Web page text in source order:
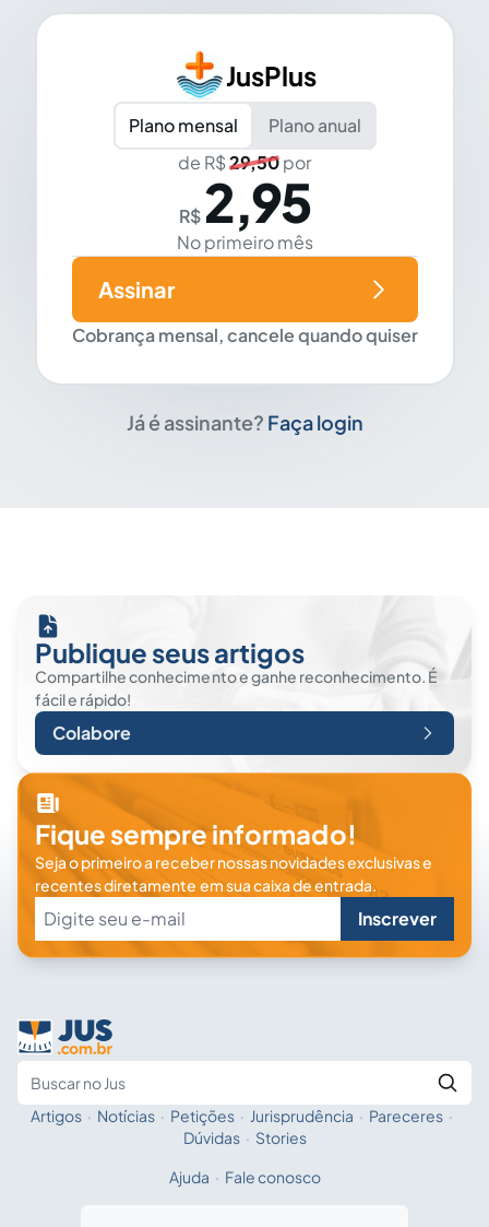
JusPlus
Plano mensal
Plano anual
de R$29,50por
R$ 2,95
No primeiro mês
Cobrança mensal, cancele quando quiser
Assinar
Já é assinante? Faça login
Publique seus artigos
Compartilhe conhecimento e ganhe reconhecimento. É
fácil e rápido!
Colabore
Fique sempre informado!
Seja o primeiro a receber nossas novidades exclusivas e
recentes diretamente em sua caixa de entrada.
Inscrever
Fale com a IA
Artigos · Notícias · Petições · Jurisprudência · Pareceres ·
Dúvidas · Stories
Ajuda · Fale conosco